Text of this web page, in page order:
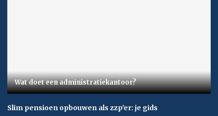
Wat doet een administratiekantoor?
Slim pensioen opbouwen als zzp'er: je gids